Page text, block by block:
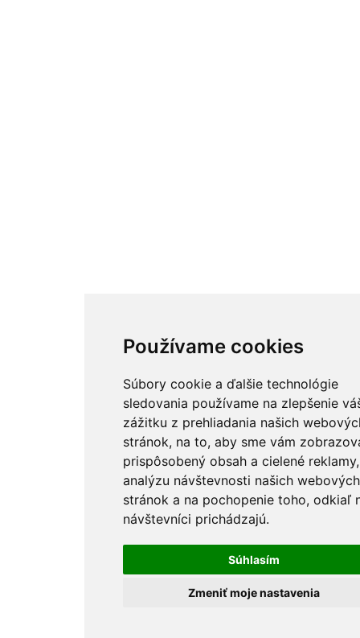
Používame cookies
Súbory cookie a ďalšie technológie
sledovania používame na zlepšenie
zážitku z prehliadania našich
stránok, na to, aby sme vám
prispôsobený obsah a cielené
analýzu návštevnosti našich webových
stránok a na pochopenie toho, odkiaľ
návštevníci prichádzajú.
Súhlasím
Zmeniť moje nastavenia